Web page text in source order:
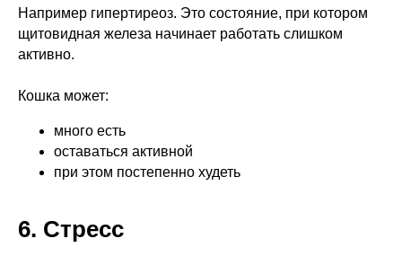
Например гипертиреоз. Это состояние, при котором
щитовидная железа начинает работать слишком
активно.
Кошка может:
много есть
оставаться активной
при этом постепенно худеть
6. Стресс